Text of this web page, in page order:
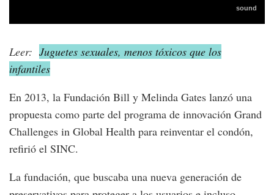
Leer: Juguetes sexuales, menos tóxicos que los
infantiles
En 2013, la Fundación Bill y Melinda Gates lanzó una
propuesta como parte del programa de innovación Grand
Challenges in Global Health para reinventar el condón,
refirió el SINC.
La fundación, que buscaba una nueva generación de